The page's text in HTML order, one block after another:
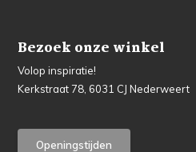
Bezoek onze winkel
Volop inspiratie!
Kerkstraat 78, 6031 CJ Nederweert
Openingstijden